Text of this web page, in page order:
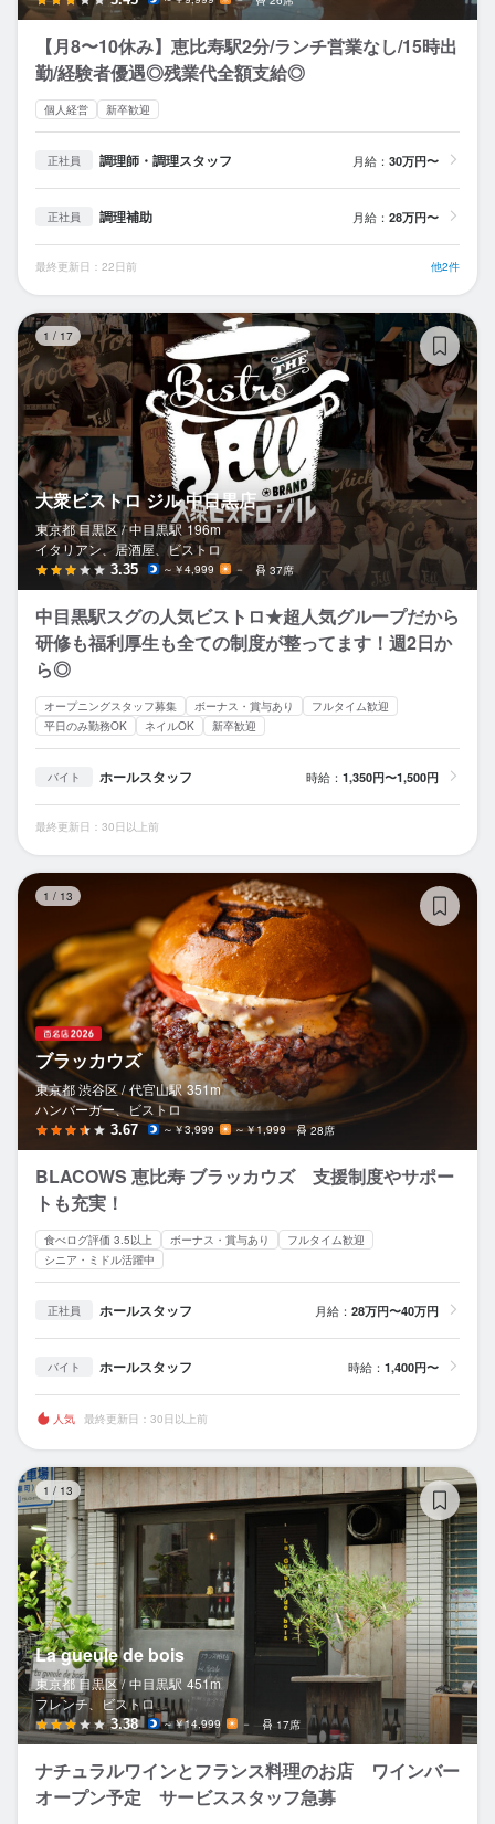
【月8〜10休み】恵比寿駅2分/ランチ営業なし/15時出
勤/経験者優遇◎残業代全額支給◎
個人経営 新卒歓迎
正社員 調理師・調理スタッフ 月給： 30万円〜
正社員 調理補助 月給： 28万円〜
最終更新日：22日前 他2件
1 / 17
大衆ビストロ ジル 中目黒店
東京都 目黒区 / 中目黒駅 196m
イタリアン、居酒屋、ビストロ
3.35 ～￥4,999 － 37席
中目黒駅スグの人気ビストロ★超人気グループだから
研修も福利厚生も全ての制度が整ってます！週2日か
ら◎
オープニングスタッフ募集 ボーナス・賞与あり
フルタイム歓迎
平日のみ勤務OK
ネイルOK 新卒歓迎
バイト ホールスタッフ 時給： 1,350円〜1,500円
最終更新日：30日以上前
1 / 13
ブラッカウズ
東京都 渋谷区 / 代官山駅 351m
ハンバーガー、ビストロ
3.67 ～￥3,999 ～￥1,999 28席
BLACOWS 恵比寿 ブラッカウズ 支援制度やサポー
トも充実！
食べログ評価 3.5以上 ボーナス・賞与あり
フルタイム歓迎
シニア・ミドル活躍中
正社員 ホールスタッフ 月給： 28万円〜40万円
バイト ホールスタッフ 時給： 1,400円〜
人気 最終更新日：30日以上前
1 / 13
La gueule de bois
東京都 目黒区 / 中目黒駅 451m
フレンチ、ビストロ
3.38 ～￥14,999 － 17席
ナチュラルワインとフランス料理のお店 ワインバー
オープン予定 サービススタッフ急募